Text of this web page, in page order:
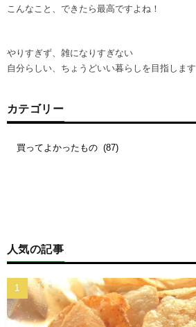
こんなこと、できたら最高ですよね！
やりすぎず、雑になりすぎない
自分らしい、ちょうどいい暮らしを目指します
カテゴリー
人気の記事